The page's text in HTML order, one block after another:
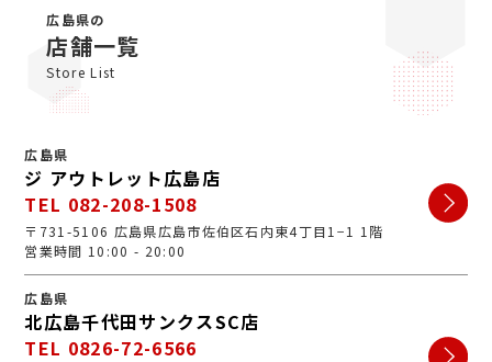
広島県の
店舗一覧
Store List
広島県
ジ アウトレット広島店
TEL 082-208-1508
〒731-5106 広島県広島市佐伯区石内東4丁目1−1 1階
営業時間 10:00 - 20:00
広島県
北広島千代田サンクスSC店
TEL 0826-72-6566